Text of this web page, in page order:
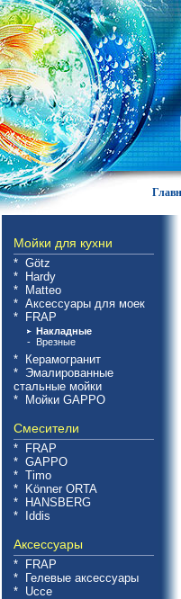
Мойки для кухни
* Götz
* Hardy
* Matteo
* Аксессуары для моек
* FRAP
Накладные
- Врезные
* Керамогранит
* Эмалированные
стальные мойки
* Мойки GAPPO
Смесители
* FRAP
* GAPPO
* Timo
* Könner ORTA
* HANSBERG
* Iddis
Аксессуары
* FRAP
* Гелевые аксессуары
* Ucce